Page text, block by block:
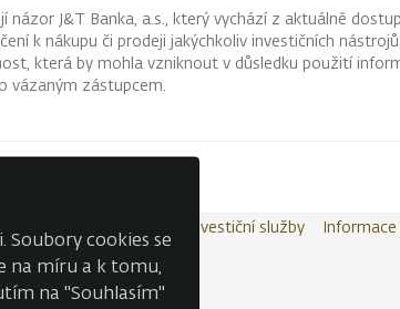
názor J&T Banka, a.s., který vychází z aktuálně
k nákupu či prodeji jakýchkoliv investičních
která by mohla vzniknout v důsledku použití
vázaným zástupcem.
Investiční služby
cookies se
na míru a k tomu,
na "Souhlasím"